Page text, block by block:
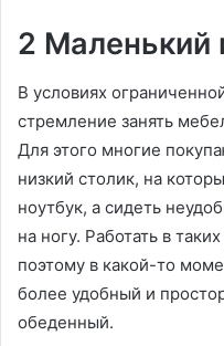
2 Маленький
В условиях
стремление занять
Для этого многие
низкий столик, на
ноутбук, а сидеть
на ногу. Работать в
поэтому в какой-то
более удобный и
обеденный.